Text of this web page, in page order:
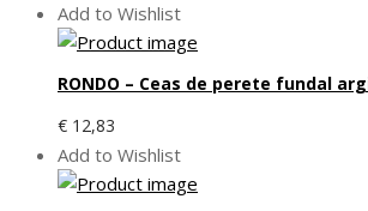
Add to Wishlist
RONDO – Ceas de perete fundal
€ 12,83
Add to Wishlist